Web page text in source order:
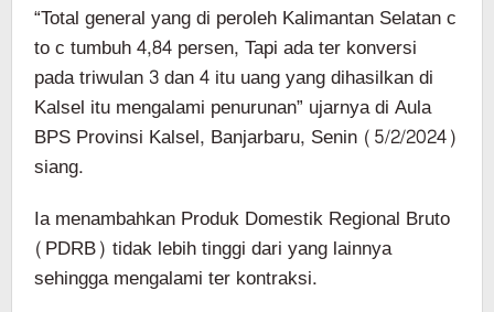
“Total general yang di peroleh Kalimantan Selatan c
to c tumbuh 4,84 persen, Tapi ada ter konversi
pada triwulan 3 dan 4 itu uang yang dihasilkan di
Kalsel itu mengalami penurunan” ujarnya di Aula
BPS Provinsi Kalsel, Banjarbaru, Senin (5/2/2024)
siang.
Ia menambahkan Produk Domestik Regional Bruto
(PDRB) tidak lebih tinggi dari yang lainnya
sehingga mengalami ter kontraksi.